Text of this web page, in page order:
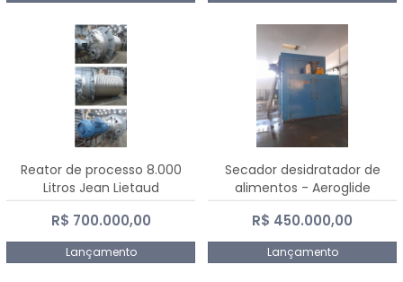
Reator de processo 8.000
Litros Jean Lietaud
R$ 700.000,00
Lançamento
Secador desidratador de
alimentos - Aeroglide
R$ 450.000,00
Lançamento